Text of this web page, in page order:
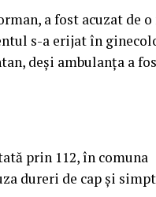
a fost acuzat de
s-a erijat în
deși ambulanța a
prin 112, în comuna
dureri de cap și